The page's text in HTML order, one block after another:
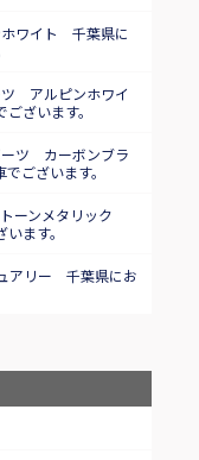
ワイト 千葉県に
アルピンホワイ
ざいます。
ツ カーボンブラ
ございます。
ーンメタリック
ます。
リー 千葉県にお